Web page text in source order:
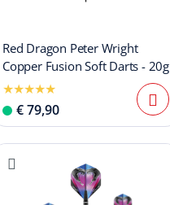
Red Dragon Peter Wright
Copper Fusion Soft Darts - 20g
€ 79,90